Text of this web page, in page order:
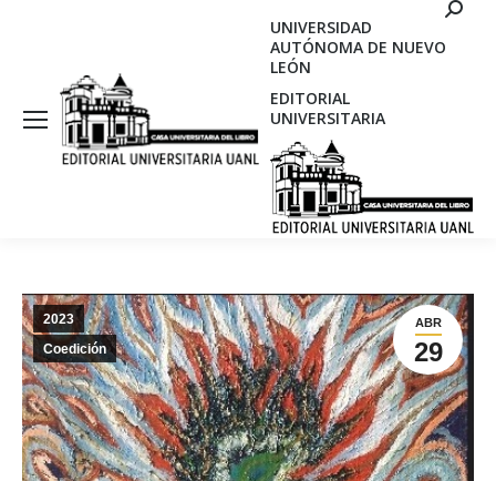
UNIVERSIDAD
AUTÓNOMA DE NUEVO
LEÓN
EDITORIAL
UNIVERSITARIA
ABR
29
2023
Coedición